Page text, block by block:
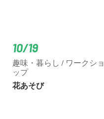
10/19
趣味・暮らし / ワークショ
ップ
花あそび